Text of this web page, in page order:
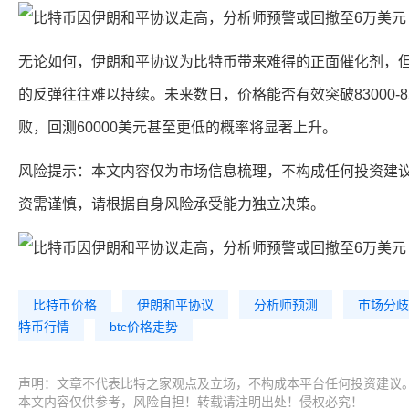
无论如何，伊朗和平协议为比特币带来难得的正面催化剂，
的反弹往往难以持续。未来数日，价格能否有效突破83000-
败，回测60000美元甚至更低的概率将显著上升。
风险提示：本文内容仅为市场信息梳理，不构成任何投资建
资需谨慎，请根据自身风险承受能力独立决策。
比特币价格 伊朗和平协议 分析师预测
市场分歧
特币行情
btc价格走势
声明：文章不代表比特之家观点及立场，不构成本平台任何投资建
本文内容仅供参考，风险自担！转载请注明出处！侵权必究！